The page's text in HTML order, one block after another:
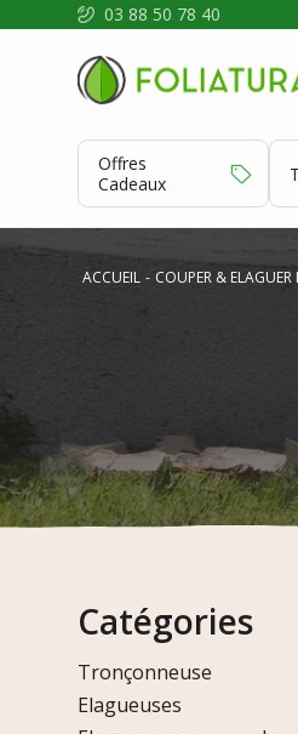
03 88 50 78 40
Offres
Cadeaux
ACCUEIL COUPER &
Catégories
Tronçonneuse
Elagueuses